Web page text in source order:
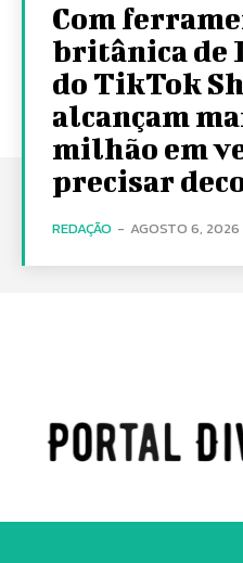
Com
britânica de
do TikTok
alcançam
milhão em
precisar
REDAÇÃO - AGOSTO 6, 2026